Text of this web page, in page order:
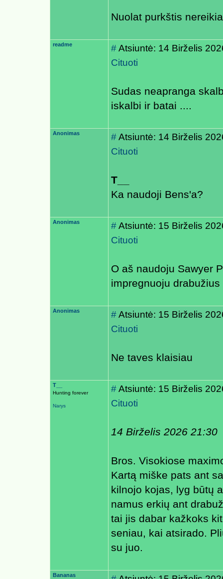
Nuolat purkštis
readme #Atsiuntė: 14 Birželis
Cituoti
Sudas neapranga
iskalbi ir batai ....
Anonimas #Atsiuntė: 14 Birželis
Cituoti
T__
Ka naudoji Bens'a?
Anonimas #Atsiuntė: 15 Birželis
Cituoti
O aš naudoju Sawyer
impregnuoju
Anonimas #Atsiuntė: 15 Birželis
Cituoti
Ne taves klaisiau
T__
Hunting forever
Narys
#Atsiuntė: 15 Birželis
Cituoti
14 Birželis 2026 21:30
Bros. Visokiose
Kartą miške pats ant
kilnojo kojas, lyg būtų
namus erkių ant
tai jis dabar kažkoks
seniau, kai atsirado.
su juo.
Bananas